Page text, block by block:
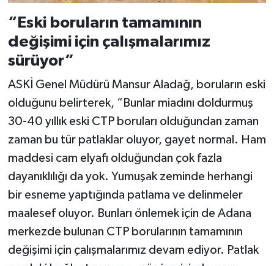
“Eski boruların tamamının
değişimi için çalışmalarımız
sürüyor”
ASKİ Genel Müdürü Mansur Aladağ, boruların eski
olduğunu belirterek, “Bunlar miadını doldurmuş
30-40 yıllık eski CTP boruları olduğundan zaman
zaman bu tür patlaklar oluyor, gayet normal. Ham
maddesi cam elyafı olduğundan çok fazla
dayanıklılığı da yok. Yumuşak zeminde herhangi
bir esneme yaptığında patlama ve delinmeler
maalesef oluyor. Bunları önlemek için de Adana
merkezde bulunan CTP borularının tamamının
değişimi için çalışmalarımız devam ediyor. Patlak